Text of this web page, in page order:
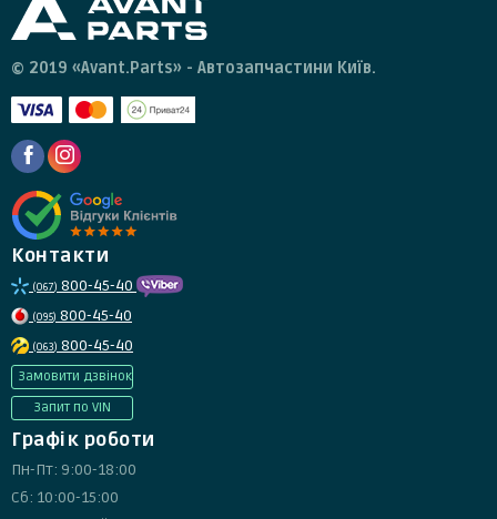
© 2019 «Avant.Parts» - Автозапчастини Київ.
Контакти
(067) 800-45-40
(095) 800-45-40
(063) 800-45-40
Замовити дзвінок
Запит по VIN
Графік роботи
Пн-Пт: 9:00-18:00
Сб: 10:00-15:00